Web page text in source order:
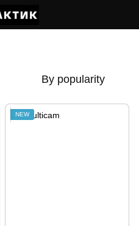
By popularity
NEW